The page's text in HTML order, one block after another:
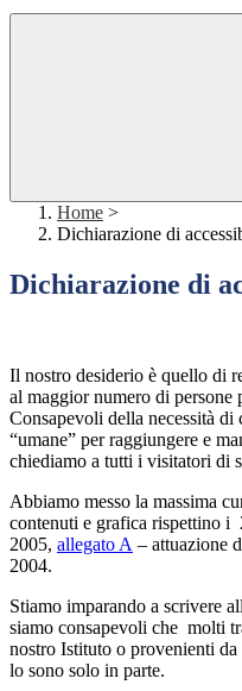
Home >
Dichiarazione di
Dichiarazione di
Il nostro desiderio è quello di
al maggior numero di persone
Consapevoli della necessità
“umane” per raggiungere e
chiediamo a tutti i visitatori di
Abbiamo messo la massima
contenuti e grafica rispettino
2005, allegato A – attuazione
2004.
Stiamo imparando a scrivere
siamo consapevoli che molti
nostro Istituto o provenienti
lo sono solo in parte.